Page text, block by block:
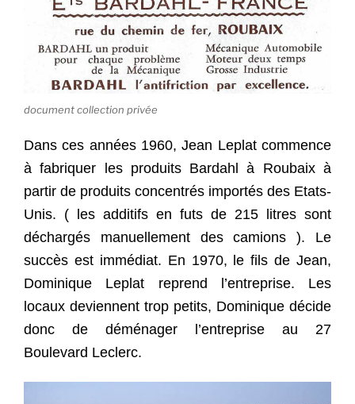
document collection privée
Dans ces années 1960, Jean Leplat commence
à fabriquer les produits Bardahl à Roubaix à
partir de produits concentrés importés des Etats-
Unis. ( les additifs en futs de 215 litres sont
déchargés manuellement des camions ). Le
succès est immédiat. En 1970, le fils de Jean,
Dominique Leplat reprend l’entreprise. Les
locaux deviennent trop petits, Dominique décide
donc de déménager l’entreprise au 27
Boulevard Leclerc.